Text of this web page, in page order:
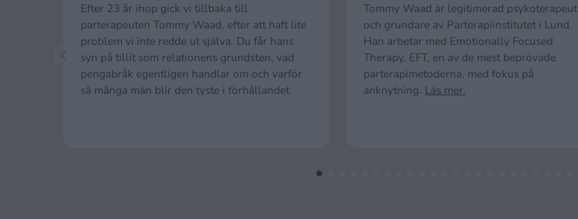
Efter 23 år ihop gick vi tillbaka till
parterapeuten Tommy Waad, efter att haft lite
problem vi inte redde ut själva. Du får hans
syn på tillit som relationens grundsten, vad
pengabråk egentligen handlar om och varför
så många män blir den tyste i förhållandet.
Tommy Waad är legitimerad psykoterapeut
och grundare av Parterapiinstitutet i Lund.
Han arbetar med Emotionally Focused
Therapy, EFT, en av de mest beprövade
parterapimetoderna, med fokus på
anknytning. Läs mer.